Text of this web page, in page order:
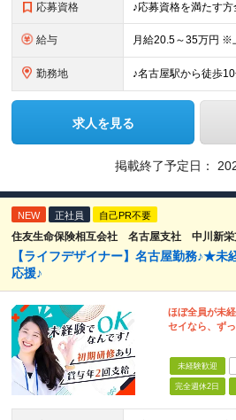
応募資格
給与
勤務地
求人を見る
掲載終了予定日：
NEW 正社員 自己PR不要
住友生命保険相互会社 名古屋支社 中川新栄
【ライフデザイナー】名古屋勤務♪★未
応援♪
ほぼ全員が未
セイなら、ず
未経験歓迎
完全週休2日